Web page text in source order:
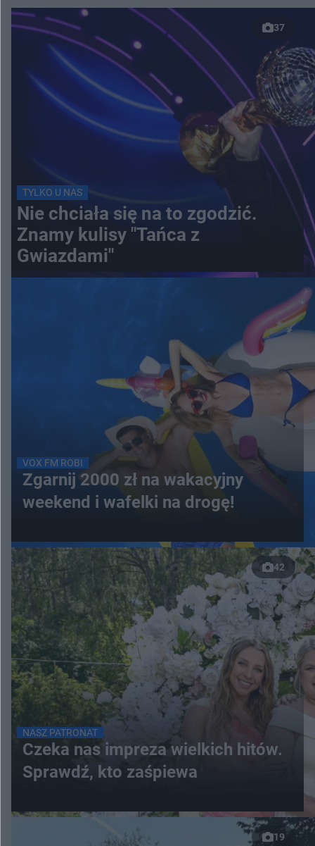
37
TYLKO U NAS
Nie chciała się na to zgodzić.
Znamy kulisy "Tańca z
Gwiazdami"
VOX FM ROBI
Zgarnij 2000 zł na wakacyjny
weekend i wafelki na drogę!
42
NASZ PATRONAT
Czeka nas impreza wielkich hitów.
Sprawdź, kto zaśpiewa
19